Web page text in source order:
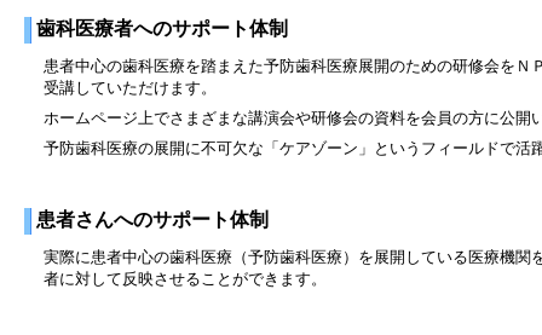
歯科医療者へのサポート体制
患者中心の歯科医療を踏まえた予防歯科医療展開のための研修会を
受講していただけます。
ホームページ上でさまざまな講演会や研修会の資料を会員の方に公開
予防歯科医療の展開に不可欠な「ケアゾーン」というフィールドで活
患者さんへのサポート体制
実際に患者中心の歯科医療（予防歯科医療）を展開している医療機関
者に対して反映させることができます。